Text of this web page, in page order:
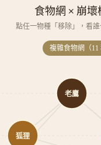
食物網 × 崩
點任一物種「移除」，看
複雜食物網（11
狐狸
老鷹